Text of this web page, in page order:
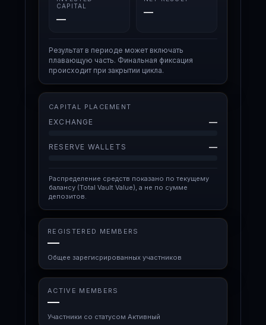
CAPITAL
—
—
Результат в периоде может включать
плавающую часть. Финальная фиксация
происходит при закрытии цикла.
CAPITAL PLACEMENT
EXCHANGE —
RESERVE WALLETS —
Распределение средств показано по текущему
балансу (Total Vault Value), а не по сумме
депозитов.
REGISTERED MEMBERS
—
Общее зарегисрированных участников
ACTIVE MEMBERS
—
Участники со статусом Активный